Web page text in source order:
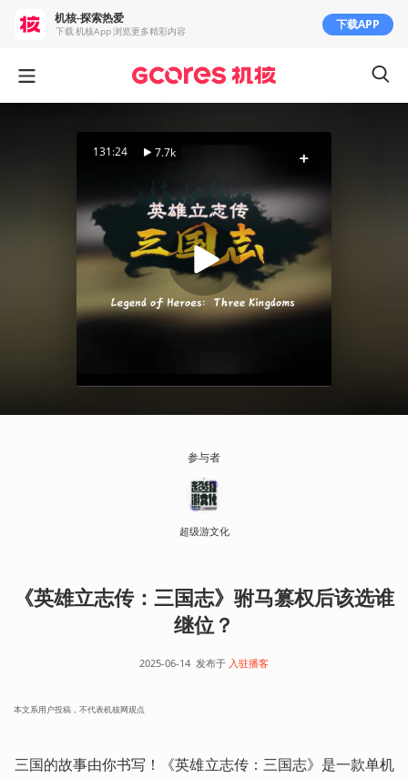
131:24 7.7k
参与者
超级游文化
《英雄立志传：三国志》驸马篡权后该选谁
继位？
2025-06-14 发布于 入驻播客
本文系用户投稿，不代表机核网观点
三国的故事由你书写！《英雄立志传：三国志》是一款单机
机核-探索热爱
下载 机核App 浏览更多精彩内容 下载APP